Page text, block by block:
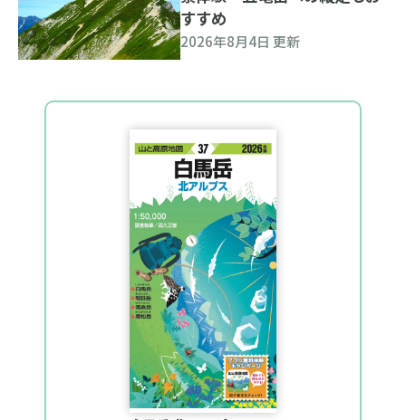
すすめ
2026年8月4日 更新